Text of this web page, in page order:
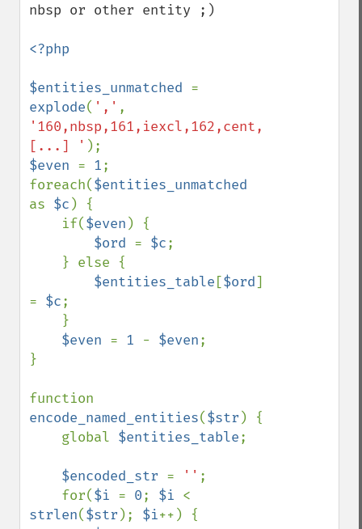
nbsp or other entity ;)
<?php
$entities_unmatched
explode( ','
'160,nbsp,161,iexcl,162,cent,
[...] '
$even = 1;
foreach(
as $c ) {
    if(
$even ) {
$ord = $c;
$entities_table [$ord]
= $c;
$even = 1 - $even;
}
encode_named_entities($str ) {
    global
$entities_table;
$encoded_str = '' ;
    for(
$i = 0; $i
strlen($str ); $i++) {